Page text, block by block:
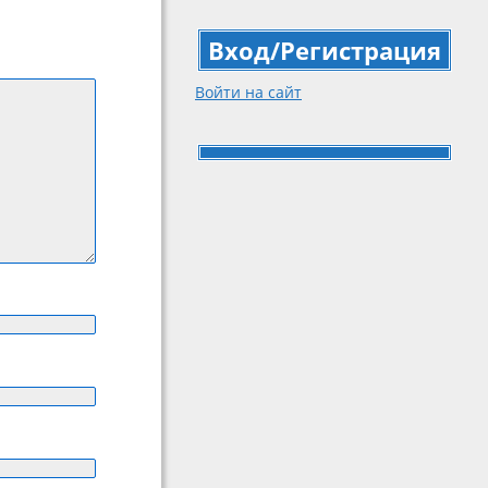
Вход/Регистрация
Войти на сайт